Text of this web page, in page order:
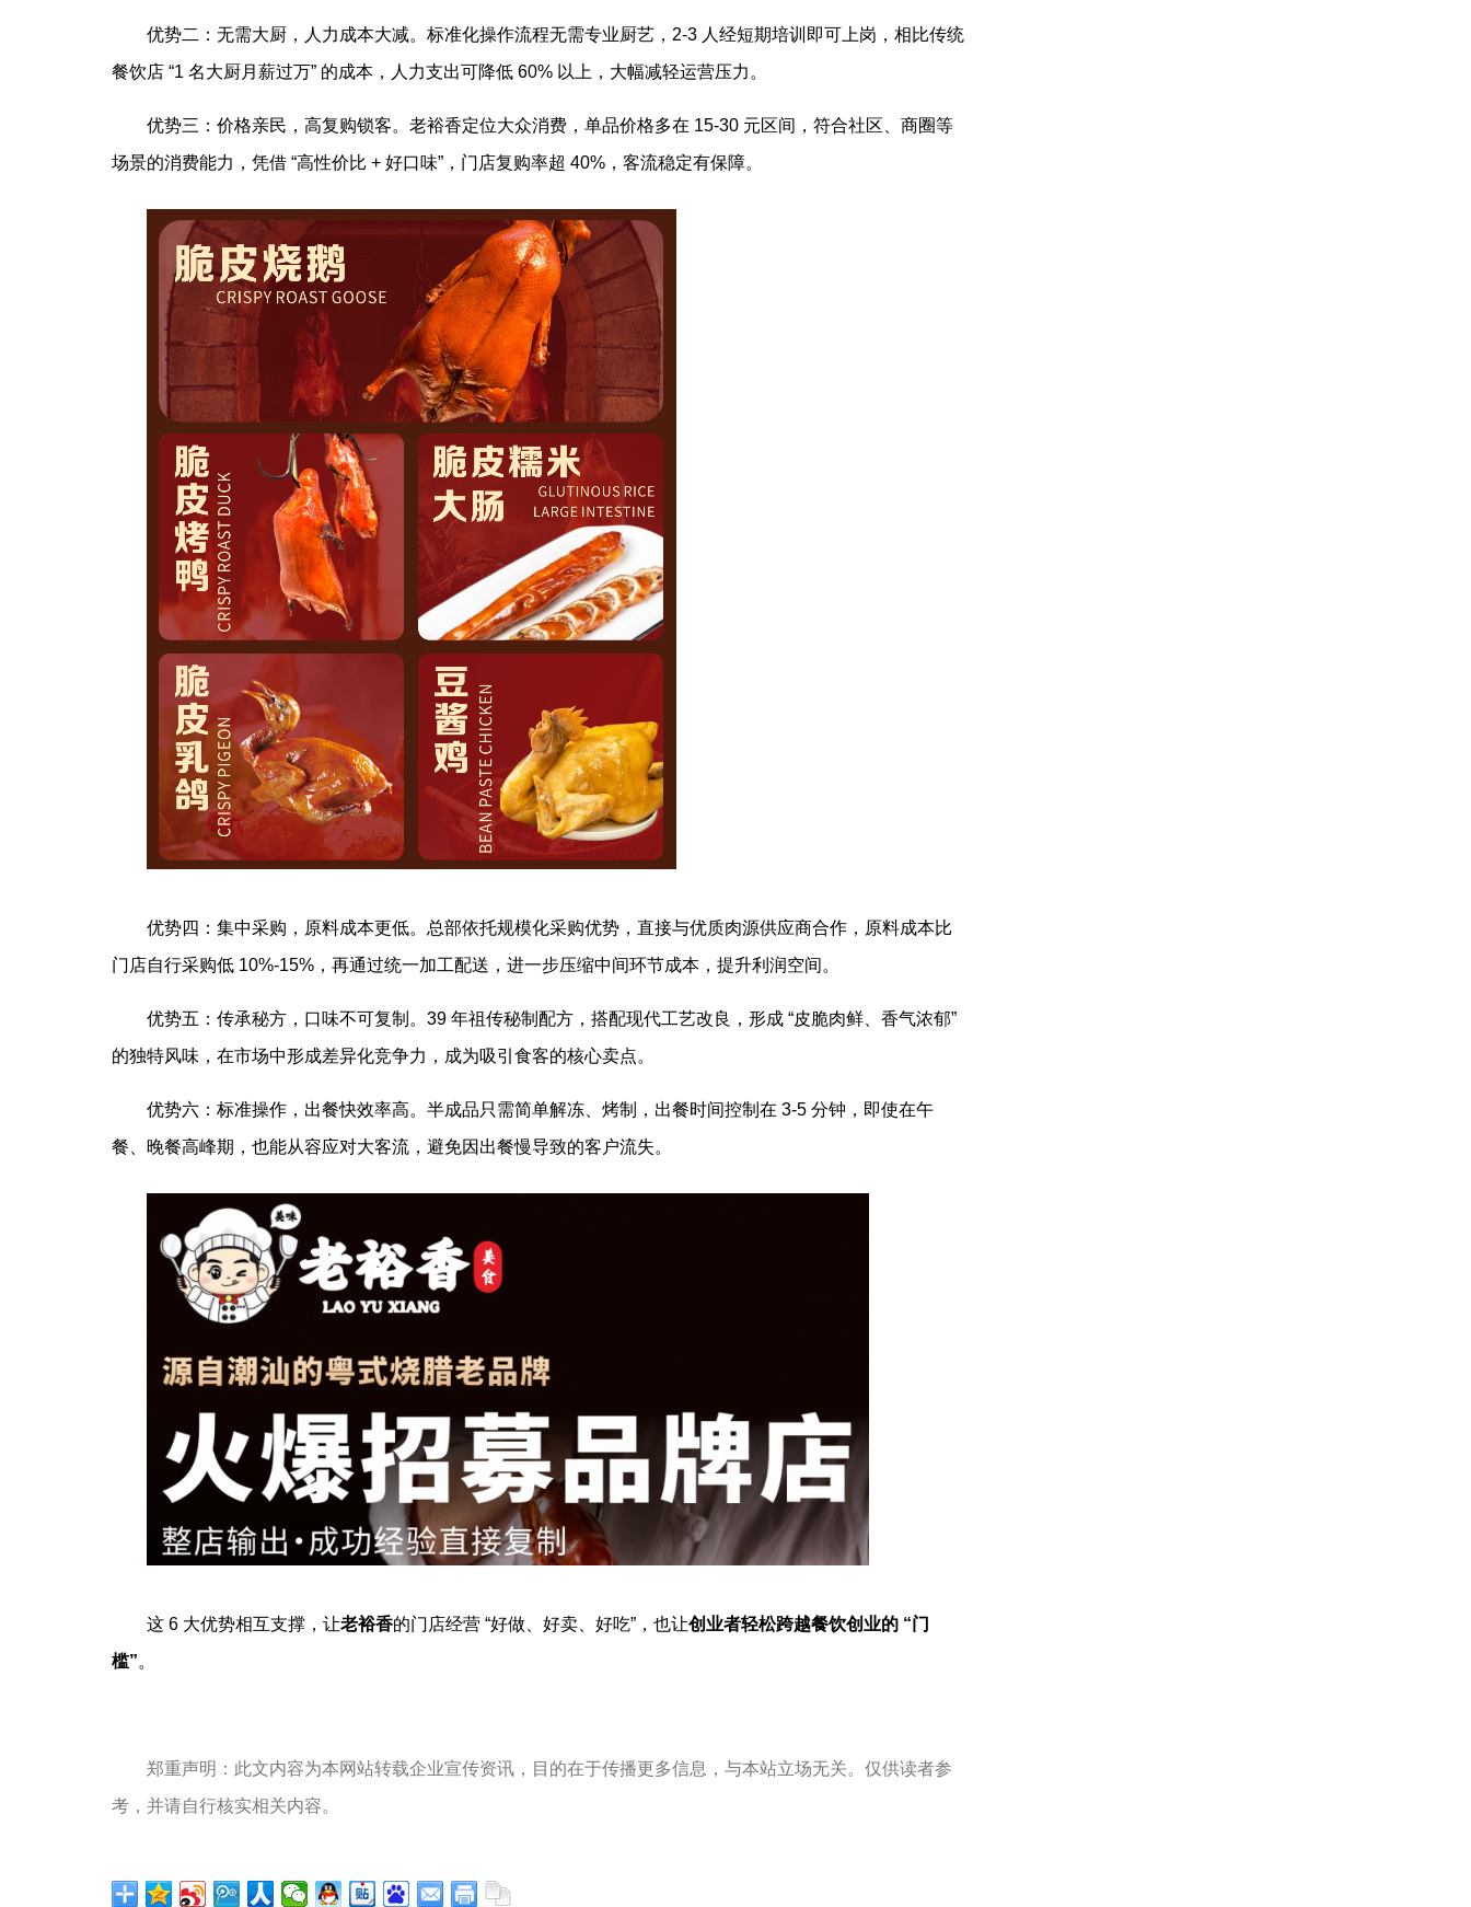
优势二：无需大厨，人力成本大减。标准化操作流程无需专业厨艺，2-3 人经短期培训即可上岗，相比传统
餐饮店 “1 名大厨月薪过万” 的成本，人力支出可降低 60% 以上，大幅减轻运营压力。
优势三：价格亲民，高复购锁客。老裕香定位大众消费，单品价格多在 15-30 元区间，符合社区、商圈等
场景的消费能力，凭借 “高性价比 + 好口味”，门店复购率超 40%，客流稳定有保障。
优势四：集中采购，原料成本更低。总部依托规模化采购优势，直接与优质肉源供应商合作，原料成本比
门店自行采购低 10%-15%，再通过统一加工配送，进一步压缩中间环节成本，提升利润空间。
优势五：传承秘方，口味不可复制。39 年祖传秘制配方，搭配现代工艺改良，形成 “皮脆肉鲜、香气浓郁”
的独特风味，在市场中形成差异化竞争力，成为吸引食客的核心卖点。
优势六：标准操作，出餐快效率高。半成品只需简单解冻、烤制，出餐时间控制在 3-5 分钟，即使在午
餐、晚餐高峰期，也能从容应对大客流，避免因出餐慢导致的客户流失。
这 6 大优势相互支撑，让老裕香的门店经营 “好做、好卖、好吃”，也让创业者轻松跨越餐饮创业的 “门
槛”。
郑重声明：此文内容为本网站转载企业宣传资讯，目的在于传播更多信息，与本站立场无关。仅供读者参
考，并请自行核实相关内容。